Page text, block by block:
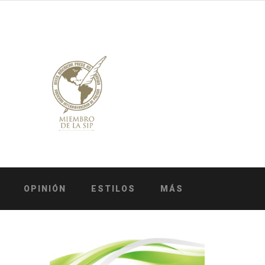
OPINIÓN ESTILOS MÁS